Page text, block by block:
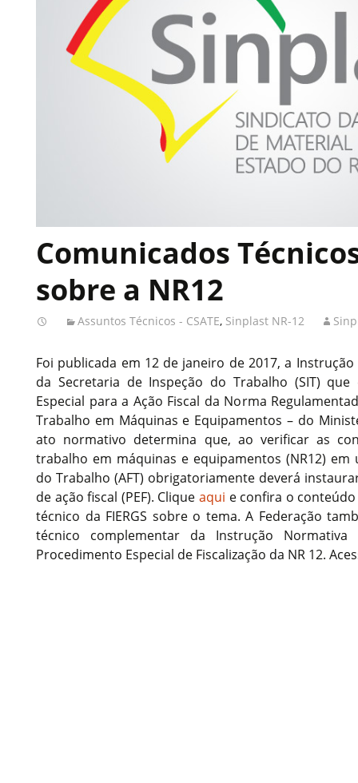
Comunicados
sobre a NR12
Assuntos Técnicos - CSATE, Sinplast NR-12
Foi publicada em 12 de janeiro de 2017, a Instrução
da Secretaria de Inspeção do Trabalho (SIT) que
Especial para a Ação Fiscal da Norma
Trabalho em Máquinas e Equipamentos – do
ato normativo determina que, ao verificar as
trabalho em máquinas e equipamentos (NR12) em
do Trabalho (AFT) obrigatoriamente deverá
de ação fiscal (PEF). Clique aqui e confira o
técnico da FIERGS sobre o tema. A Federação
técnico complementar da Instrução
Procedimento Especial de Fiscalização da NR 12.